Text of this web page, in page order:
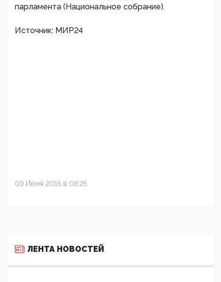
парламента (Национальное собрание).
Источник: МИР24
09 Июня 2016 в 08:25
ЛЕНТА НОВОСТЕЙ